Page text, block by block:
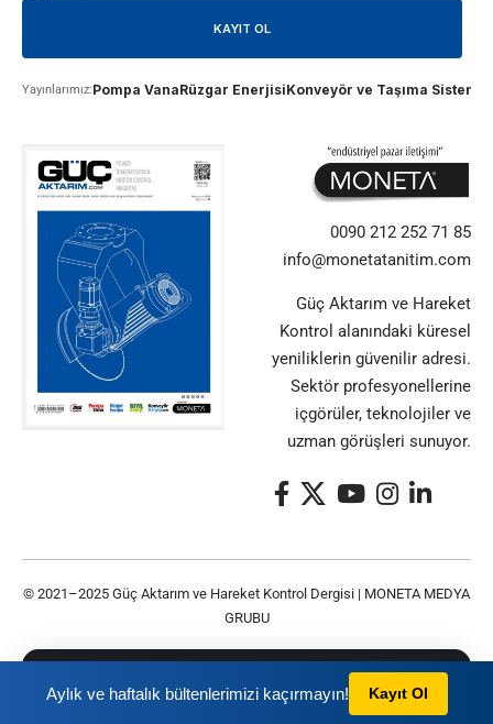
Şartlarını kabul etmiş olursunuz.
TAMAM
Yayınlarımız:Pompa VanaRüzgar EnerjisiKonveyör ve Taşıma
0090 212 252 71 85
info@monetatanitim.com
Güç Aktarım ve Hareket
Kontrol alanındaki küresel
yeniliklerin güvenilir adresi.
Sektör profesyonellerine
içgörüler, teknolojiler ve
uzman görüşleri sunuyor.
© 2021–2025 Güç Aktarım ve Hareket Kontrol Dergisi | MONETA MEDYA
GRUBU
Aylık ve haftalık bültenlerimizi kaçırmayın! Kayıt Ol